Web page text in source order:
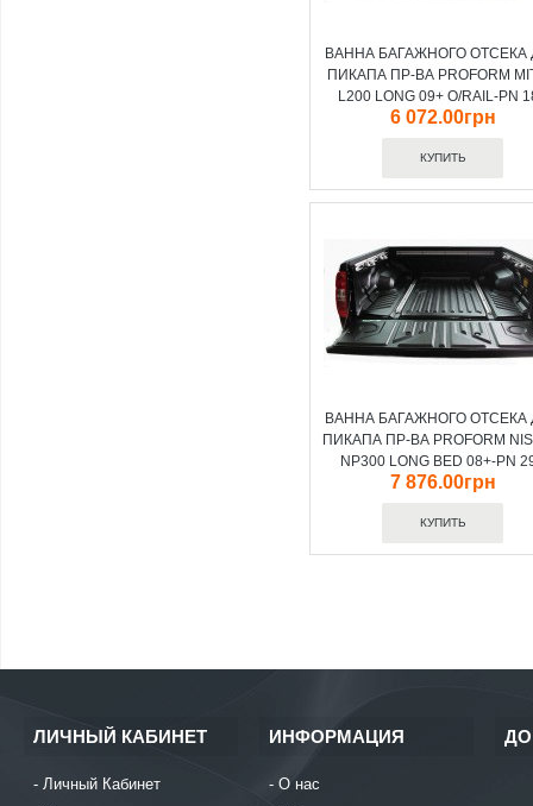
ВАННА БАГАЖНОГО ОТСЕКА
ПИКАПА ПР-ВА PROFORM
L200 LONG 09+ O/RAIL-PN
6 072.00грн
ВАННА БАГАЖНОГО ОТСЕКА
ПИКАПА ПР-ВА PROFORM
NP300 LONG BED 08+-PN
7 876.00грн
ЛИЧНЫЙ КАБИНЕТ
Личный Кабинет
ИНФОРМАЦИЯ
О нас